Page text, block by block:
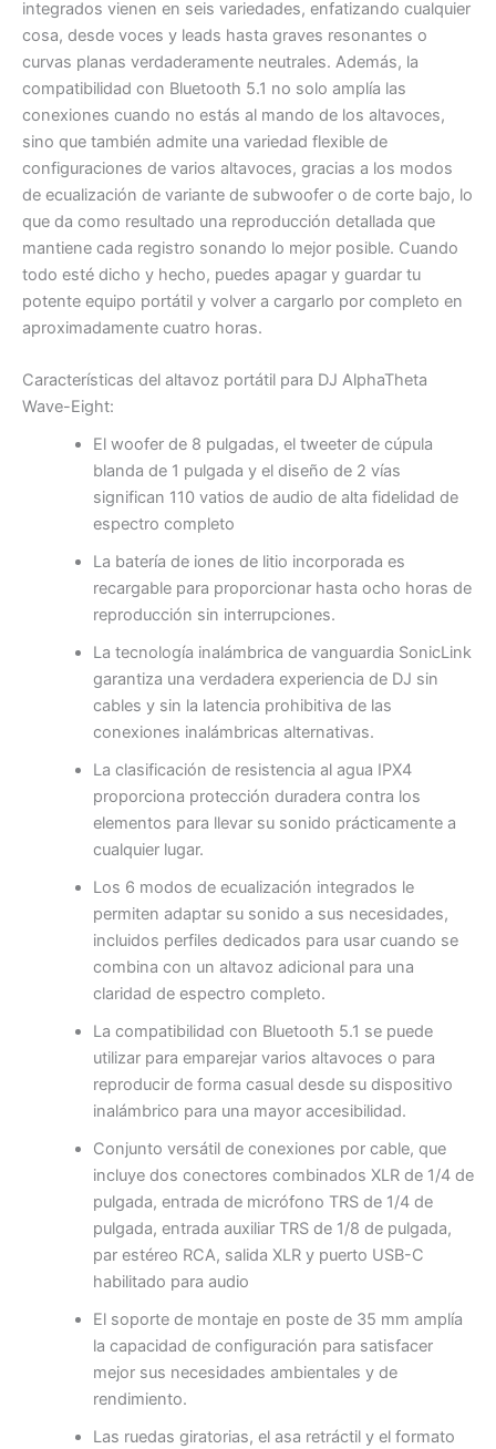
integrados vienen en seis variedades, enfatizando cualquier
cosa, desde voces y leads hasta graves resonantes o
curvas planas verdaderamente neutrales. Además, la
compatibilidad con Bluetooth 5.1 no solo amplía las
conexiones cuando no estás al mando de los altavoces,
sino que también admite una variedad flexible de
configuraciones de varios altavoces, gracias a los modos
de ecualización de variante de subwoofer o de corte bajo, lo
que da como resultado una reproducción detallada que
mantiene cada registro sonando lo mejor posible. Cuando
todo esté dicho y hecho, puedes apagar y guardar tu
potente equipo portátil y volver a cargarlo por completo en
aproximadamente cuatro horas.
Características del altavoz portátil para DJ AlphaTheta
Wave-Eight:
El woofer de 8 pulgadas, el tweeter de cúpula
blanda de 1 pulgada y el diseño de 2 vías
significan 110 vatios de audio de alta fidelidad de
espectro completo
La batería de iones de litio incorporada es
recargable para proporcionar hasta ocho horas de
reproducción sin interrupciones.
La tecnología inalámbrica de vanguardia SonicLink
garantiza una verdadera experiencia de DJ sin
cables y sin la latencia prohibitiva de las
conexiones inalámbricas alternativas.
La clasificación de resistencia al agua IPX4
proporciona protección duradera contra los
elementos para llevar su sonido prácticamente a
cualquier lugar.
Los 6 modos de ecualización integrados le
permiten adaptar su sonido a sus necesidades,
incluidos perfiles dedicados para usar cuando se
combina con un altavoz adicional para una
claridad de espectro completo.
La compatibilidad con Bluetooth 5.1 se puede
utilizar para emparejar varios altavoces o para
reproducir de forma casual desde su dispositivo
inalámbrico para una mayor accesibilidad.
Conjunto versátil de conexiones por cable, que
incluye dos conectores combinados XLR de 1/4 de
pulgada, entrada de micrófono TRS de 1/4 de
pulgada, entrada auxiliar TRS de 1/8 de pulgada,
par estéreo RCA, salida XLR y puerto USB-C
habilitado para audio
El soporte de montaje en poste de 35 mm amplía
la capacidad de configuración para satisfacer
mejor sus necesidades ambientales y de
rendimiento.
Las ruedas giratorias, el asa retráctil y el formato